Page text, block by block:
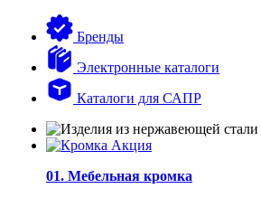
Бренды
Электронные каталоги
Каталоги для САПР
01. Мебельная кромка